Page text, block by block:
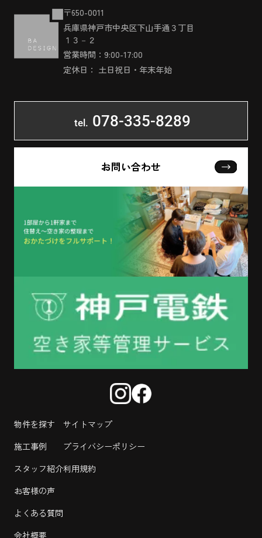
〒650-0011
兵庫県神戸市中央区下山手通３丁目
１３－２
営業時間：9:00-17:00
定休日： 土日祝日・年末年始
tel. 078-335-8289
お問い合わせ
物件を探す
施工事例
スタッフ紹介
お客様の声
よくある質問
会社概要
サイトマップ
プライバシーポリシー
利用規約